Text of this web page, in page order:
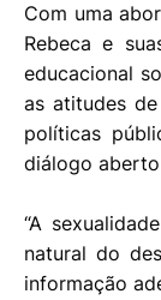
Com uma
Rebeca e
educacional
as atitudes
políticas
diálogo
“A
natural do
informação